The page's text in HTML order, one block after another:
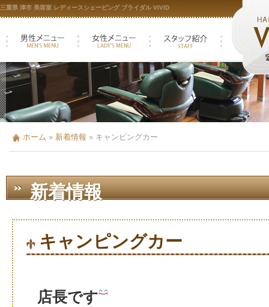
三重県 津市 美容室 レディースシェービング ブライダル VIVID
ホーム » 新着情報 » キャンピングカー
新着情報
キャンピングカー
店長です